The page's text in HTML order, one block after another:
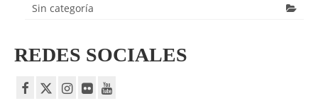
Sin categoría
REDES SOCIALES